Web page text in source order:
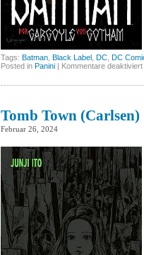
Tags: Batman Black Label DC DC
Posted in Panini Kommentare deaktiviert
Tomb Town (Carlsen)
Februar 26, 2024